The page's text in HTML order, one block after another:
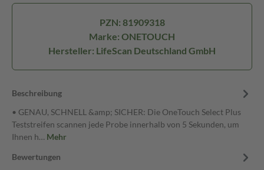
PZN: 81909318
Marke: ONETOUCH
Hersteller: LifeScan Deutschland GmbH
Beschreibung
• GENAU, SCHNELL &amp; SICHER: Die OneTouch Select Plus
Teststreifen scannen jede Probe innerhalb von 5 Sekunden, um
Ihnen h… Mehr
Bewertungen